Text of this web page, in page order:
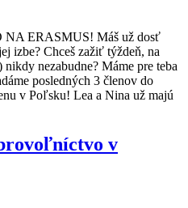
ERASMUS! Máš už dosť
izbe? Chceš zažiť týždeň, na
nezabudne? Máme pre teba
posledných 3 členov do
v Poľsku! Lea a Nina už majú
v